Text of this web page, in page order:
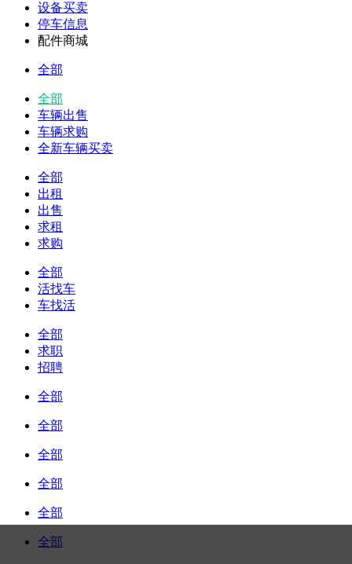
设备买卖
停车信息
配件商城
全部
全部
车辆出售
车辆求购
全新车辆买卖
全部
出租
出售
求租
求购
全部
活找车
车找活
全部
求职
招聘
全部
全部
全部
全部
全部
全部